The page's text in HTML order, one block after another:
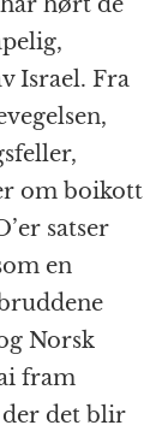
Israel. Fra
om boikott
satser
en
Norsk
fram
der det blir